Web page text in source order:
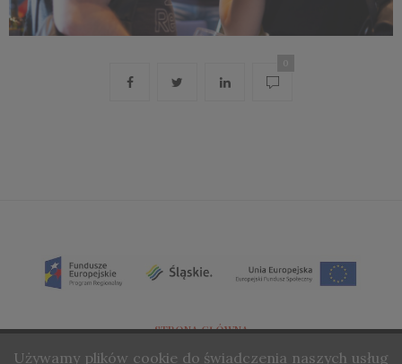
STRONA GŁÓWNA
O NAS
Używamy plików cookie do świadczenia naszych usług